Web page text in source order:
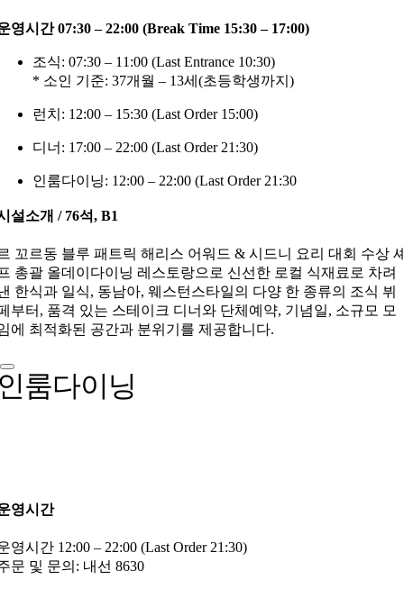
영시간 07:30 – 22:00 (Break Time 15:30 – 17:00)
조식: 07:30 – 11:00 (Last Entrance 10:30)
* 소인 기준: 37개월 – 13세(초등학생까지)
런치: 12:00 – 15:30 (Last Order 15:00)
디너: 17:00 – 22:00 (Last Order 21:30)
인룸다이닝: 12:00 – 22:00 (Last Order 21:30
설소개 / 76석, B1
꼬르동 블루 패트릭 해리스 어워드 & 시드니 요리 대회 수상
총괄 올데이다이닝 레스토랑으로 신선한 로컬 식재료로 차려
한식과 일식, 동남아, 웨스턴스타일의 다양 한 종류의 조식 뷔
부터, 품격 있는 스테이크 디너와 단체예약, 기념일, 소규모 모
에 최적화된 공간과 분위기를 제공합니다.
룸다이닝
영시간
영시간 12:00 – 22:00 (Last Order 21:30)
문 및 문의: 내선 8630